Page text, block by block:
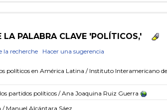
PALABRA CLAVE 'POLÍTICOS,'
la recherche Hacer una sugerencia
políticos en América Latina / Instituto Interamericano
partidos políticos/ Ana Joaquina Ruiz Guerra
/ Manuel Alcántara Sáez